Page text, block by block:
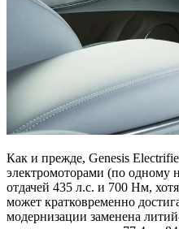
Как и прежде, Genesis
электромоторами (по одному
отдачей 435 л.с. и 700 Нм,
может кратковременно
модернизации заменена